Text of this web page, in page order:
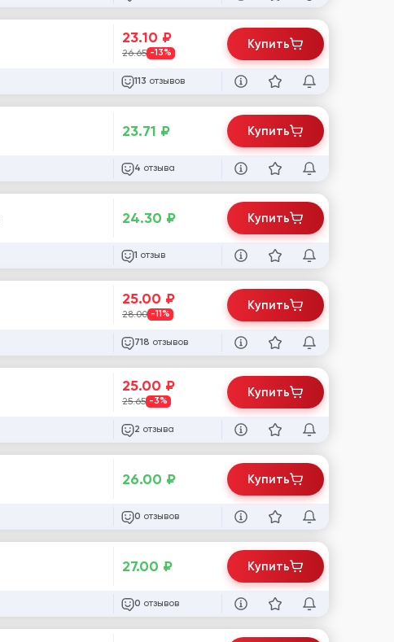
23.10 ₽
26.65 -13%
113 отзывов
Купить
23.71 ₽
4 отзыва
Купить
24.30 ₽
1 отзыв
Купить
25.00 ₽
28.00 -11%
718 отзывов
Купить
25.00 ₽
25.65 -3%
2 отзыва
Купить
26.00 ₽
0 отзывов
Купить
27.00 ₽
0 отзывов
Купить